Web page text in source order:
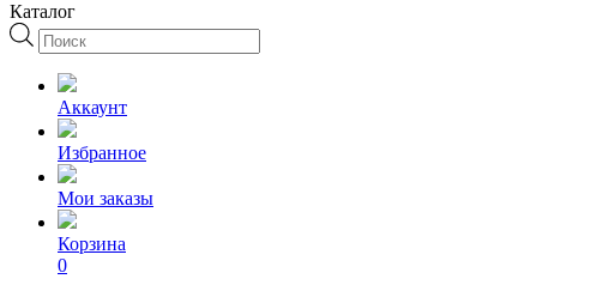
Каталог
Поиск
товаров
Аккаунт
Избранное
Мои заказы
Корзина
0